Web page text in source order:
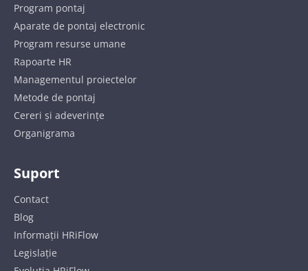
Program pontaj
Aparate de pontaj electronic
Program resurse umane
Rapoarte HR
Managementul proiectelor
Metode de pontaj
Cereri și adeverințe
Organigrama
Suport
Contact
Blog
Informații HRiFlow
Legislație